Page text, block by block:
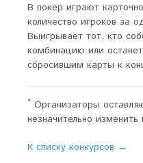
В покер играют
количество игроков за
Выигрывает тот, кто
комбинацию или
сбросившим карты к
* Организаторы
незначительно
К списку конкурсов →